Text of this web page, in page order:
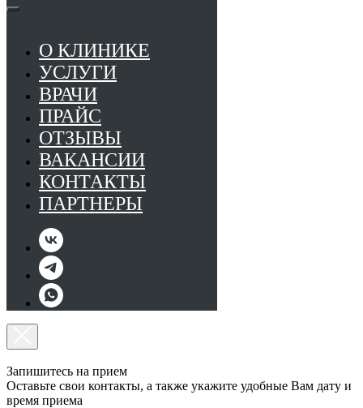
О КЛИНИКЕ
УСЛУГИ
ВРАЧИ
ПРАЙС
ОТЗЫВЫ
ВАКАНСИИ
КОНТАКТЫ
ПАРТНЕРЫ
Запишитесь на прием
Оставьте свои контакты, а также укажите удобные Вам дату и
время приема